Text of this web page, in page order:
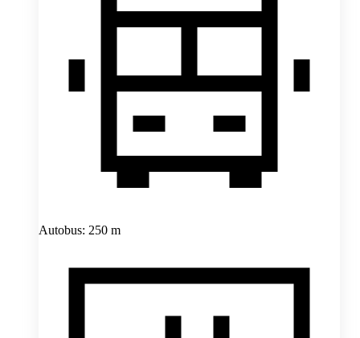
Autobus: 250 m